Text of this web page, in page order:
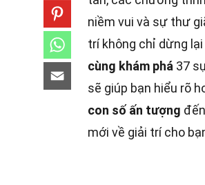
niềm vui và sự thư
trí không chỉ dừng
cùng khám phá 37
sẽ giúp bạn hiểu rõ
con số ấn tượng
mới về giải trí cho